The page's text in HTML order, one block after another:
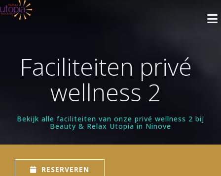
Openingsuren
Cadeaubon
Blog
FAQ
BEHANDELINGEN
Make-up
ARRANGEMENTEN
Zonder Privé Sauna
PRIVÉ SAUNA
Privé Wellness 1
RESERVEREN
Faciliteiten privé
wellness 2
Bekijk alle faciliteiten van onze privé wellness 2 bij
Beauty & Relax Utopia in Ninove
RESERVEREN